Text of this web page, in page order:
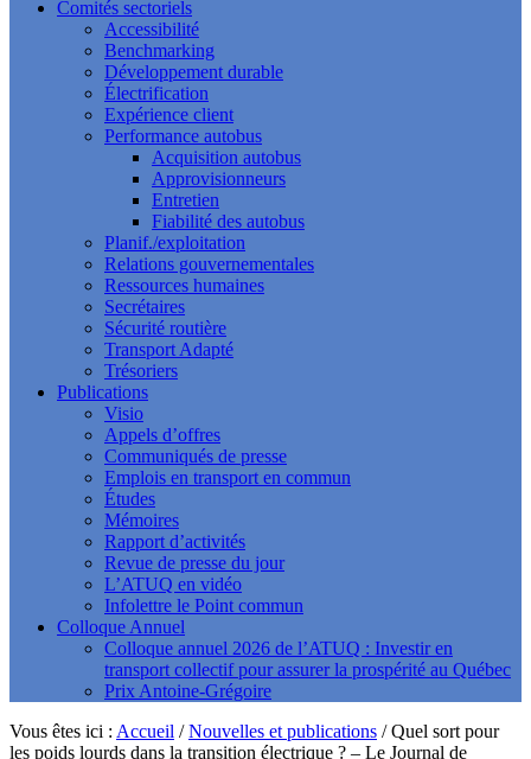
Comités sectoriels
Accessibilité
Benchmarking
Développement durable
Électrification
Expérience client
Performance autobus
Acquisition autobus
Approvisionneurs
Entretien
Fiabilité des autobus
Planif./exploitation
Relations gouvernementales
Ressources humaines
Secrétaires
Sécurité routière
Transport Adapté
Trésoriers
Publications
Visio
Appels d’offres
Communiqués de presse
Emplois en transport en commun
Études
Mémoires
Rapport d’activités
Revue de presse du jour
L’ATUQ en vidéo
Infolettre le Point commun
Colloque Annuel
Colloque annuel 2026 de l’ATUQ : Investir en
transport collectif pour assurer la prospérité au Québec
Prix Antoine-Grégoire
Vous êtes ici : Accueil /Nouvelles et publications /Quel sort pour
les poids lourds dans la transition électrique ? – Le Journal de